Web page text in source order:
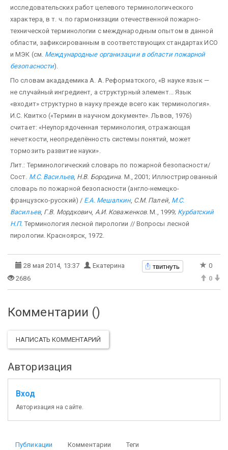
исследовательских работ целевого терминологического
характера, в т. ч. по гармонизации отечественной пожарно-
технической терминологии с международным опытом в данной
области, зафиксированным в соответствующих стандартах ИСО
и МЭК (см. Международные организации в области пожарной
безопасности).
По словам акададемика А. А. Реформатского, «В науке язык —
не случайный ингредиент, а структурный элемент... Язык
«входит» структурно в науку прежде всего как терминология».
И.С. Квитко («Термин в научном документе». Львов, 1976)
считает: «Неупорядоченная терминология, отражающая
нечеткости, неопределённость системы понятий, может
тормозить развитие науки».
Лит.: Терминологический словарь по пожарной безопасности/
Сост. М.С. Васильев, Н.В. Бородина. М., 2001; Иллюстрированный
словарь по пожарной безопасности (англо-немецко-
французско-русский) / Е.А. Мешалкин, С.М. Палей, М.С.
Васильев, Г.В. Мордкович, А.И. Коваженков. М., 1999; Курбатский
Н.П. Терминология лесной пирологии // Вопросы лесной
пирологии. Красноярск, 1972.
28 мая 2014, 13:37 Екатерина твитнуть
0
2686
0
Комментарии ()
НАПИСАТЬ КОММЕНТАРИЙ
Авторизация
Вход
Авторизация на сайте.
Публикации Комментарии Теги